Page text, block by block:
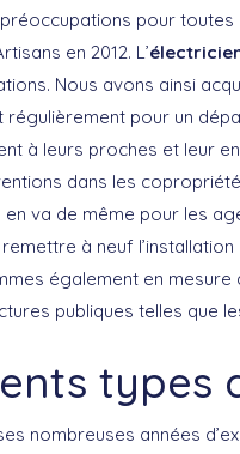
pour
en 2012. L’
Nous avons ainsi
pour un
à leurs proches et leur
dans les
en va de même pour les
à neuf
également en
publiques telles que
types
nombreuses années